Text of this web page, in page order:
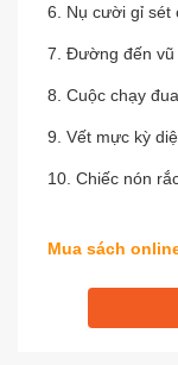
6. Nụ cười gỉ sét
7. Đường đến vũ
8. Cuộc chạy
9. Vết mực kỳ
10. Chiếc nón
Mua sách